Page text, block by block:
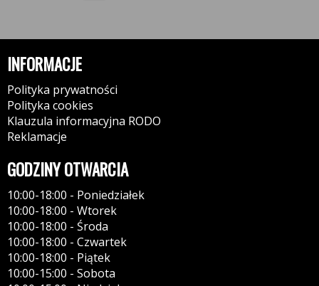
INFORMACJE
Polityka prywatności
Polityka cookies
Klauzula informacyjna RODO
Reklamacje
GODZINY OTWARCIA
10:00-18:00 - Poniedziałek
10:00-18:00 - Wtorek
10:00-18:00 - Środa
10:00-18:00 - Czwartek
10:00-18:00 - Piątek
10:00-15:00 - Sobota